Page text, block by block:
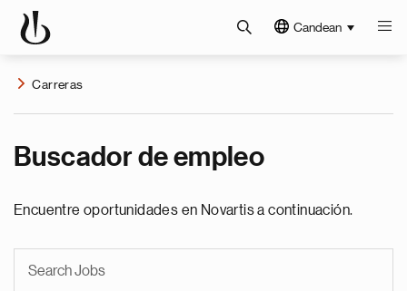
Candean
Carreras
Buscador de empleo
Encuentre oportunidades en Novartis a continuación.